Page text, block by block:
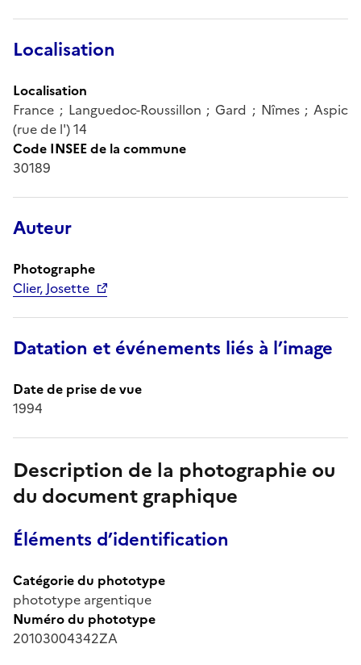
Localisation
Localisation
France ; Languedoc-Roussillon ; Gard ; Nîmes ; Aspic
(rue de l') 14
Code INSEE de la commune
30189
Auteur
Photographe
Clier, Josette
Datation et événements liés à l’image
Date de prise de vue
1994
Description de la photographie ou
du document graphique
Éléments d’identification
Catégorie du phototype
phototype argentique
Numéro du phototype
20103004342ZA